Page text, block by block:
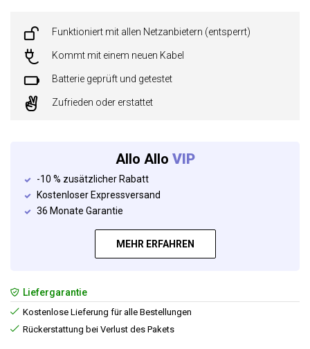
Funktioniert mit allen Netzanbietern (entsperrt)
Kommt mit einem neuen Kabel
Batterie geprüft und getestet
Zufrieden oder erstattet
Allo Allo VIP
-10 % zusätzlicher Rabatt
Kostenloser Expressversand
36 Monate Garantie
MEHR ERFAHREN
Liefergarantie
Kostenlose Lieferung für alle Bestellungen
Rückerstattung bei Verlust des Pakets